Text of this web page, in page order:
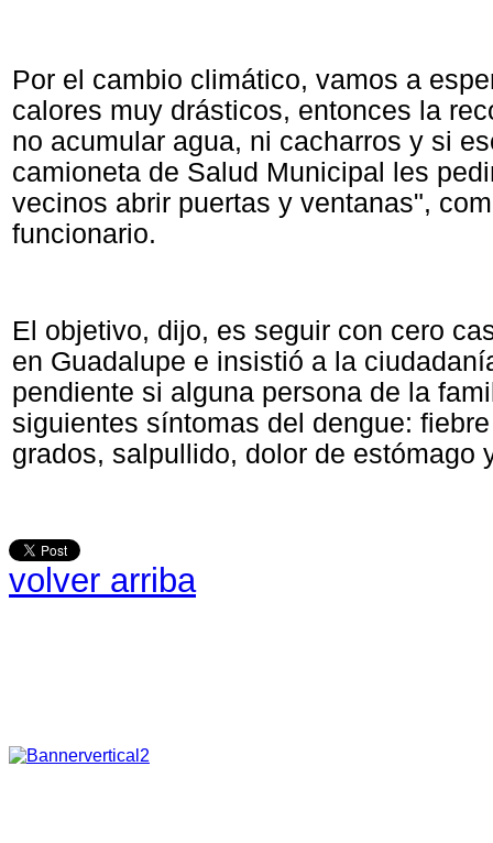
Por el cambio climático, vamos a
calores muy drásticos, entonces la
no acumular agua, ni cacharros y si
camioneta de Salud Municipal les
vecinos abrir puertas y ventanas",
funcionario.
El objetivo, dijo, es seguir con cero
en Guadalupe e insistió a la
pendiente si alguna persona de la
siguientes síntomas del dengue:
grados, salpullido, dolor de estómago
volver arriba